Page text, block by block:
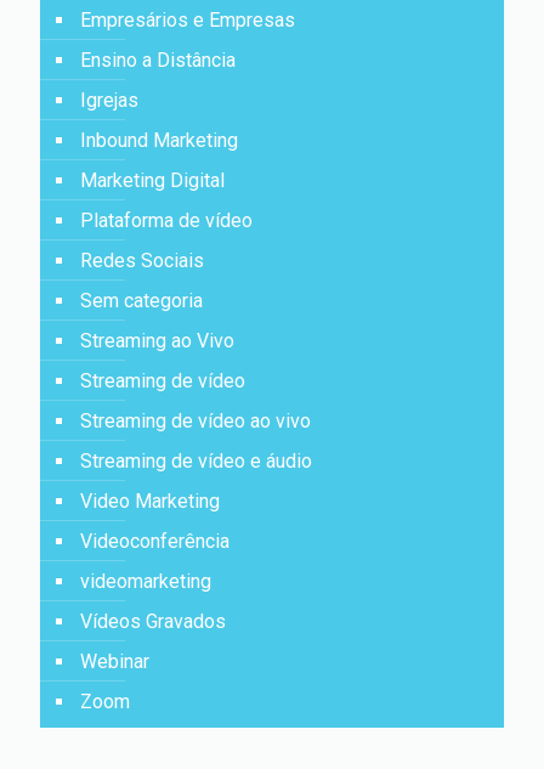
Empresários e Empresas
Ensino a Distância
Igrejas
Inbound Marketing
Marketing Digital
Plataforma de vídeo
Redes Sociais
Sem categoria
Streaming ao Vivo
Streaming de vídeo
Streaming de vídeo ao vivo
Streaming de vídeo e áudio
Video Marketing
Videoconferência
videomarketing
Vídeos Gravados
Webinar
Zoom